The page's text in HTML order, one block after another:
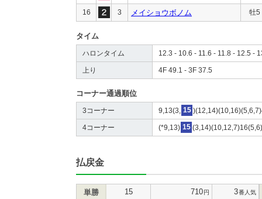
16 3 メイショウボノム 牡5
タイム
ハロンタイム 12.3 - 10.6 - 11.6 - 11.8 - 12.5 -
上り 4F 49.1 - 3F 37.5
コーナー通過順位
3コーナー 9,13(3, 15
4コーナー (*9,13) 15
払戻金
単勝 15 710円 3番人気